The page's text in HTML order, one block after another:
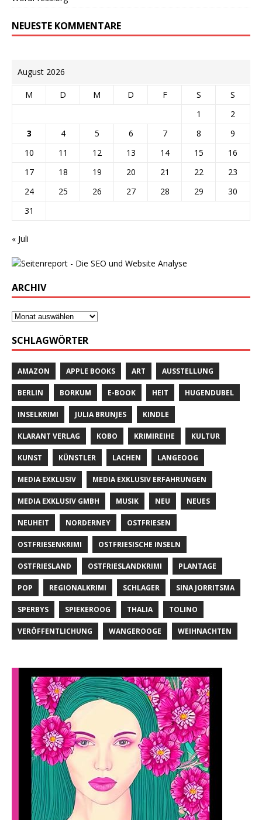
NEUESTE KOMMENTARE
August 2026
M D M D F S
S
1
2
3
4 5 6 7 8
9
10
11 12 13 14 15
16
17
18 19 20 21 22
23
24
25 26 27 28 29
30
31
« Juli
ARCHIV
SCHLAGWÖRTER
AMAZON APPLE BOOKS ART AUSSTELLUNG
BERLIN BORKUM E-BOOK HEIT HUGENDUBEL
INSELKRIMI JULIA BRUNJES KINDLE
KLARANT VERLAG KOBO KRIMIREIHE KULTUR
KUNST KÜNSTLER LACHEN LANGEOOG
MEDIA EXKLUSIV MEDIA EXKLUSIV ERFAHRUNGEN
MEDIA EXKLUSIV GMBH MUSIK NEU NEUES
NEUHEIT NORDERNEY OSTFRIESEN
OSTFRIESENKRIMI OSTFRIESISCHE INSELN
OSTFRIESLAND OSTFRIESLANDKRIMI PLANTAGE
POP REGIONALKRIMI SCHLAGER SINA JORRITSMA
SPERBYS SPIEKEROOG THALIA TOLINO
VERÖFFENTLICHUNG WANGEROOGE WEIHNACHTEN